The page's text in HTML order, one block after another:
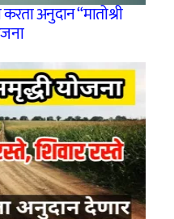
अनुदान “मातोश्री